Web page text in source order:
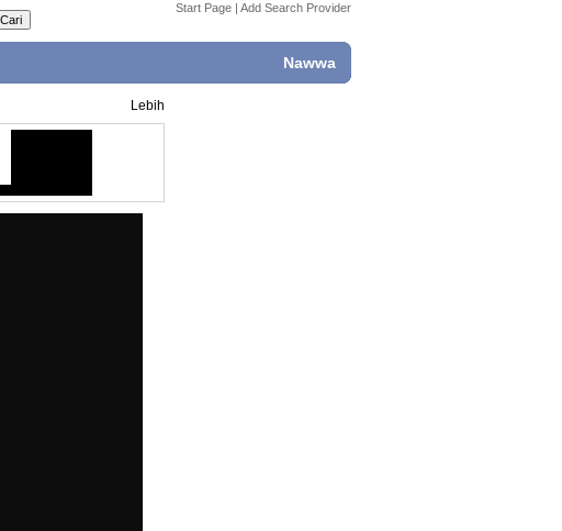
Start Page | Add Search Provider
Nawwa
Lebih